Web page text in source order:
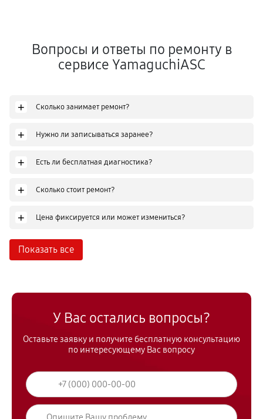
Вопросы и ответы по ремонту в
сервисе YamaguchiASC
+ Сколько занимает ремонт?
+ Нужно ли записываться заранее?
+ Есть ли бесплатная диагностика?
+ Сколько стоит ремонт?
+ Цена фиксируется или может измениться?
Показать все
У Вас остались вопросы?
Оставьте заявку и получите бесплатную консультацию
по интересующему Вас вопросу